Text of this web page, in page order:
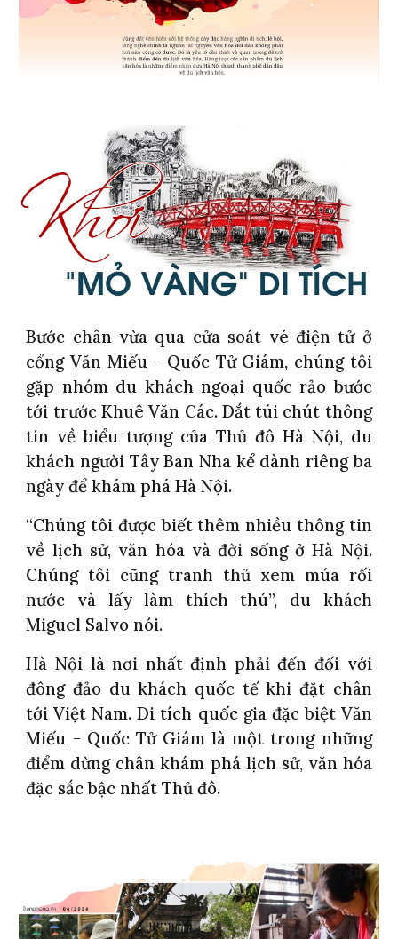
Bước chân vừa qua cửa soát vé điện tử ở
cổng Văn Miếu - Quốc Tử Giám, chúng tôi
gặp nhóm du khách ngoại quốc rảo bước
tới trước Khuê Văn Các. Dắt túi chút thông
tin về biểu tượng của Thủ đô Hà Nội, du
khách người Tây Ban Nha kể dành riêng ba
ngày để khám phá Hà Nội.
“Chúng tôi được biết thêm nhiều thông tin
về lịch sử, văn hóa và đời sống ở Hà Nội.
Chúng tôi cũng tranh thủ xem múa rối
nước và lấy làm thích thú”, du khách
Miguel Salvo nói.
Hà Nội là nơi nhất định phải đến đối với
đông đảo du khách quốc tế khi đặt chân
tới Việt Nam. Di tích quốc gia đặc biệt Văn
Miếu - Quốc Tử Giám là một trong những
điểm dừng chân khám phá lịch sử, văn hóa
đặc sắc bậc nhất Thủ đô.